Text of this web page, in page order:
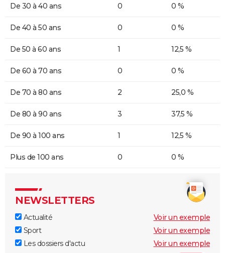
De 30 à 40 ans 0 0 %
De 40 à 50 ans 0 0 %
De 50 à 60 ans 1 12,5 %
De 60 à 70 ans 0 0 %
De 70 à 80 ans 2 25,0 %
De 80 à 90 ans 3 37,5 %
De 90 à 100 ans 1 12,5 %
Plus de 100 ans 0 0 %
NEWSLETTERS
Actualité
Voir un exemple
Sport
Voir un exemple
Les dossiers d'actu
Voir un exemple